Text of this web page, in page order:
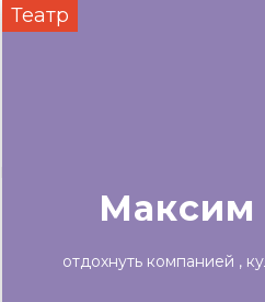
Театр
Максим
отдохнуть компанией